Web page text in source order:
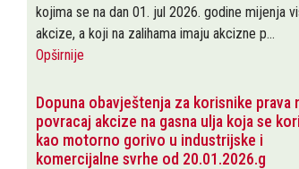
kojima se na dan 01. jul 2026. godine mijenja
akcize, a koji na zalihama imaju akcizne p...
Opširnije
Dopuna obavještenja za korisnike prava
povracaj akcize na gasna ulja koja se
kao motorno gorivo u industrijske i
komercijalne svrhe od 20.01.2026.g